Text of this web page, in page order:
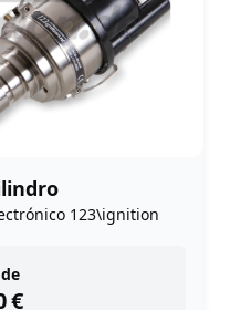
123\ignition
€